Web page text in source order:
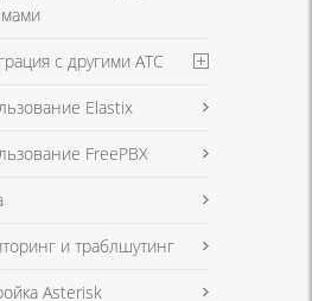
с другими АТС
Elastix
FreePBX
и траблшутинг
Asterisk